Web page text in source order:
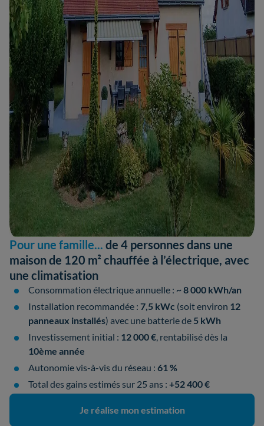
Pour une famille... de 4 personnes dans une
maison de 120 m² chauffée à l’électrique, avec
une climatisation
Consommation électrique annuelle : ~ 8 000 kWh/an
Installation recommandée : 7,5 kWc (soit environ 12
panneaux installés) avec une batterie de 5 kWh
Investissement initial : 12 000 €, rentabilisé dès la
10ème année
Autonomie vis-à-vis du réseau : 61 %
Total des gains estimés sur 25 ans : +52 400 €
Je réalise mon estimation